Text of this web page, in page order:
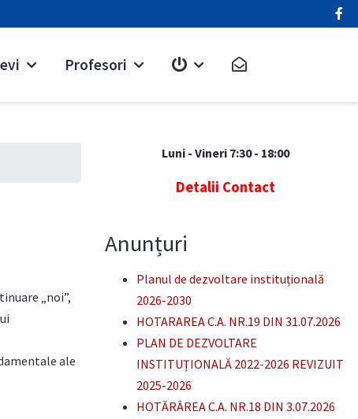
Profesori
„noi”,
ale
Luni - Vineri 7:30 - 18:00
Detalii Contact
Anunțuri
Planul de dezvoltare instituțională
2026-2030
HOTARAREA C.A. NR.19 DIN 31.07.2026
PLAN DE DEZVOLTARE
INSTITUȚIONALĂ 2022-2026 REVIZUIT
2025-2026
HOTĂRÂREA C.A. NR.18 DIN 3.07.2026